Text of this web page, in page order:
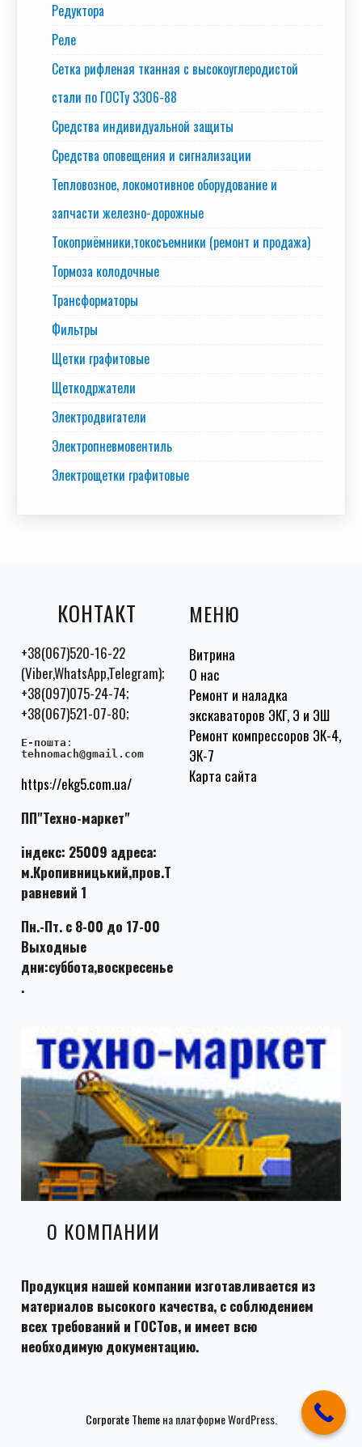
Редуктора
Реле
Сетка рифленая тканная с высокоуглеродистой
стали по ГОСТу 3306-88
Средства индивидуальной защиты
Средства оповещения и сигнализации
Тепловозное, локомотивное оборудование и
запчасти железно-дорожные
Токоприёмники,токосъемники (ремонт и продажа)
Тормоза колодочные
Трансформаторы
Фильтры
Щетки графитовые
Щеткодржатели
Электродвигатели
Электропневмовентиль
Электрощетки графитовые
КОНТАКТ
+38(067)520-16-22
(Viber,WhatsApp,Telegram);
+38(097)075-24-74;
+38(067)521-07-80;
E-пошта :
tehnomach@gmail.com
https://ekg5.com.ua/
ПП"Техно-маркет"
індекс: 25009 адреса:
м.Кропивницький,пров.Т
равневий 1
Пн.-Пт. с 8-00 до 17-00
Выходные
дни:суббота,воскресенье
.
МЕНЮ
Витрина
О нас
Ремонт и наладка
экскаваторов ЭКГ, Э и ЭШ
Ремонт компрессоров ЭК-4,
ЭК-7
Карта сайта
О КОМПАНИИ
Продукция нашей компании изготавливается из
материалов высокого качества, с соблюдением
всех требований и ГОСТов, и имеет всю
необходимую документацию.
Corporate Themeна платформе WordPress.